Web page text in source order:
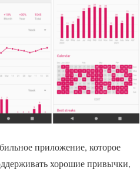
приложение, которое
хорошие привычки,